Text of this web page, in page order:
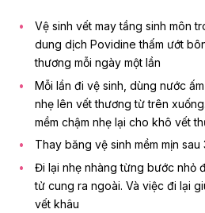
Vệ sinh vết may tầng sinh môn
dung dịch Povidine thấm ướt
thương mỗi ngày một lần
Mỗi lần đi vệ sinh, dùng nước
nhẹ lên vết thương từ trên
mềm chậm nhẹ lại cho khô vết
Thay băng vệ sinh mềm mịn sau
Đi lại nhẹ nhàng từng bước nhỏ
tử cung ra ngoài. Và việc đi lại
vết khâu